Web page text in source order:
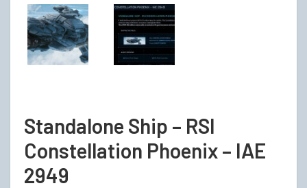
Standalone Ship – RSI
Constellation Phoenix – IAE
2949